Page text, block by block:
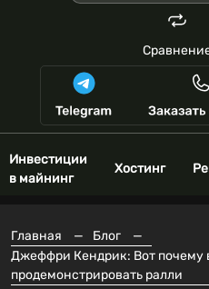
Инвестиции
в майнинг
Хостинг
Главная — Блог
—
Джеффри Кендрик: Вот почему
продемонстрировать ралли